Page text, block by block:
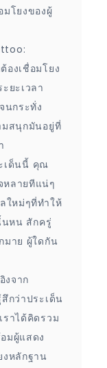
โยงของผู้
องเชื่อมโยง
ยะเวลา
นกระทั่ง
มสนุกมันอยู่ที่
เด็นนี้ คุณ
หลายทีแน่ๆ
ใหม่ๆที่ทำให้
นหน สักครู่
มาย ผู้ใดกัน
งจาก
กว่าประเด็น
าได้คิดรวม
มผู้แสดง
งหลักฐาน